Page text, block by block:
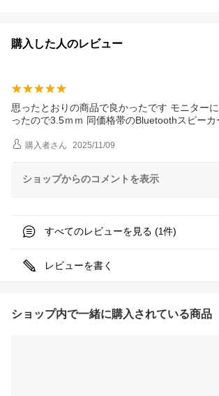
購入した人のレビュー
思ったとおりの商品で良かったです モニター
ったので3.5ｍｍ 同価格帯のBluetoothスピーカ
購入者さん 2025/11/09
ショップからのコメントを表示
すべてのレビューを見る (1件)
レビューを書く
ショップ内で一緒に購入されている商品